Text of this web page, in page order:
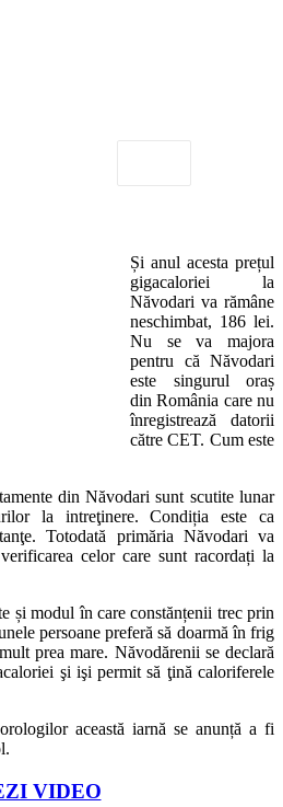
Și anul acesta prețul
gigacaloriei la
Năvodari va rămâne
neschimbat, 186 lei.
Nu se va majora
pentru că Năvodari
este singurul oraș
din România care nu
înregistrează datorii
către CET. Cum este
din Năvodari sunt scutite lunar
la intreţinere. Condiția este ca
Totodată primăria Năvodari va
celor care sunt racordați la
și modul în care constănțenii trec prin
persoane preferă să doarmă în frig
prea mare. Năvodărenii se declară
şi işi permit să ţină caloriferele
această iarnă se anunță a fi
VIDEO